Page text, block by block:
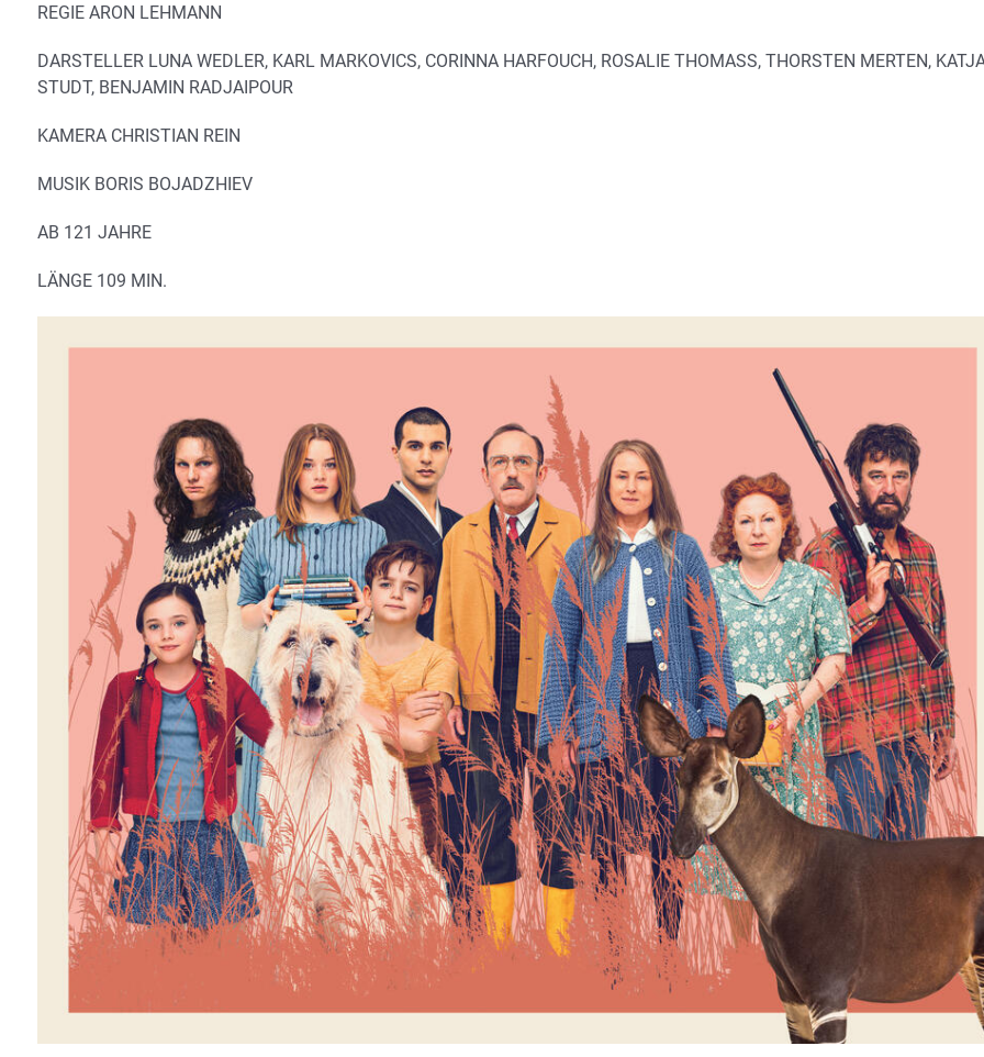
REGIE ARON LEHMANN
DARSTELLER LUNA WEDLER, KARL MARKOVICS, CORINNA HARFOUCH, ROSALIE THOMASS, THORSTEN MERTEN,
STUDT, BENJAMIN RADJAIPOUR
KAMERA CHRISTIAN REIN
MUSIK BORIS BOJADZHIEV
AB 121 JAHRE
LÄNGE 109 MIN.